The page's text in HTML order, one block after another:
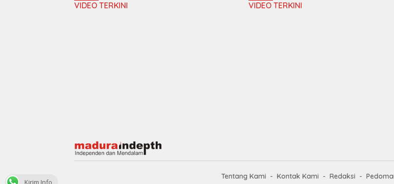
VIDEO TERKINI VIDEO TERKINI
Tentang Kami Kontak Kami Redaksi
Kirim Info